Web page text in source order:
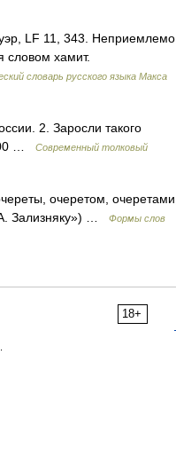
LF 11, 343. Неприемлемо
словом хамит.
словарь русского языка Макса
2. Заросли такого
…
Современный толковый
очеретом, очеретами,
Зализняку») …
Формы слов
18+